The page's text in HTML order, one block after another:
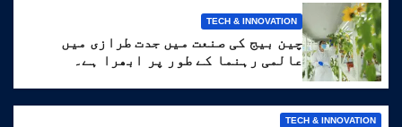
TECH & INNOVATION
چین بیج کی صنعت میں جدت طرازی میں
عالمی رہنما کے طور پر ابھرا ہے۔
TECH & INNOVATION